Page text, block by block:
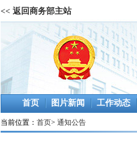
<< 返回商务部主站
首页 图片新闻 工作动态
当前位置： 首页> 通知公告